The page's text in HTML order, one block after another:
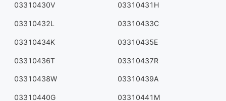
03310430V 03310431H
03310432L 03310433C
03310434K 03310435E
03310436T 03310437R
03310438W 03310439A
03310440G 03310441M